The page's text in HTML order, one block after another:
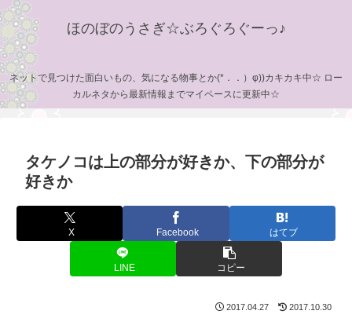
ほのぼのうさぎ☆ぶろぐろぐーっ♪
ネットで見つけた面白いもの、気になる物事とか(*．．）φ))カキカキ中☆ ロー
カルネタから最新情報までマイペースに更新中☆
タケノコは上の部分が好きか、下の部分が
好きか
X Facebook はてブ
LINE コピー
2017.04.27 2017.10.30